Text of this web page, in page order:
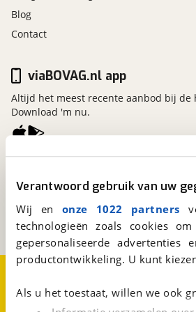
Verantwoord gebruik van uw
Wij en onze 1022 partners
technologieën zoals cookies
gepersonaliseerde
productontwikkeling. U kunt
Als u het toestaat, willen we ook
auto. Zo bent u verzekerd van
expertise voor dit innovatieve
ervaren monteurs die op de
nieuwste technieken.
om u te helpen met advies,
en onderdelen. Tijdens een
gebruikmaken van onze
wachtruimte met gratis WiFi.
Sinds 2017 maakt Terwolde
Zwitserse Emil Frey Group, een
automotive retailorganisaties
28 automerken. Daardoor
Zwolle van uitstekende service,
Blog
Contact
Kosterijland15
Bunnik
Een initiatief van
BOVAG
viaBOVAG.nl app
Altijd het meest recente aanbod bij de
Download 'm nu.
Over viaBOVAG.nl
Disclaimer- en